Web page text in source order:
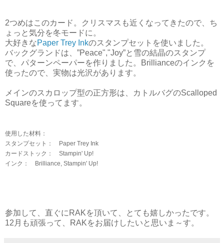
2つめはこのカード。クリスマスも近くなってきたので、ち
ょっと気分を冬モードに。
大好きなPaper Trey Inkのスタンプセットを使いました。
バックグランドは、”Peace","Joy”と雪の結晶のスタンプ
で、パターンペーパーを作りました。Brillianceのインクを
使ったので、実物は光沢があります。
メインのスカロップ型の正方形は、カトルバグのScalloped
Squareを使ってます。
使用した材料：
スタンプセット： Paper Trey Ink
カードストック： Stampin' Up!
インク： Brilliance, Stampin' Up!
参加して、直ぐにRAKを頂いて、とても嬉しかったです。
12月も頑張って、RAKをお届けしたいと思いま～す。